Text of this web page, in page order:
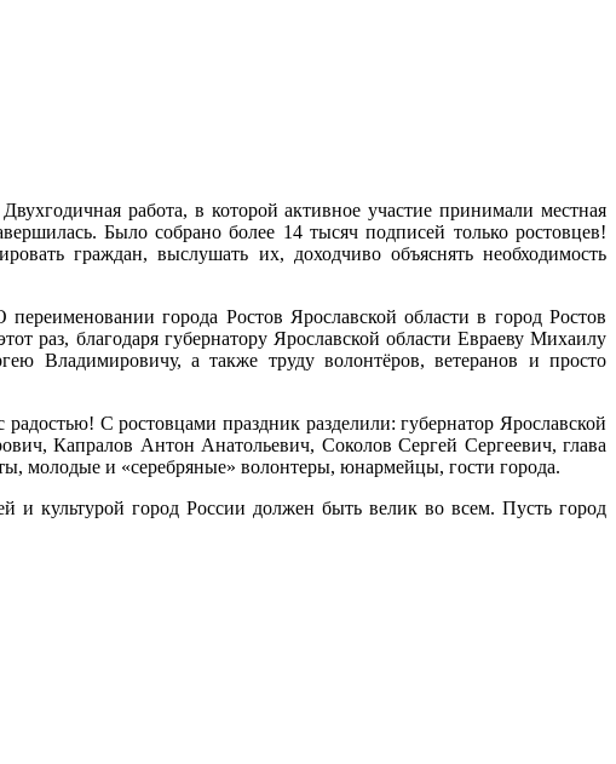
работа, в которой активное участие принимали местная
Было собрано более 14 тысяч подписей только ростовцев!
граждан, выслушать их, доходчиво объяснять необходимость
города Ростов Ярославской области в город Ростов
раз, благодаря губернатору Ярославской области Евраеву Михаилу
Владимировичу, а также труду волонтёров, ветеранов и просто
С ростовцами праздник разделили: губернатор Ярославской
Капралов Антон Анатольевич, Соколов Сергей Сергеевич, глава
молодые и «серебряные» волонтеры, юнармейцы, гости города.
и культурой город России должен быть велик во всем. Пусть город